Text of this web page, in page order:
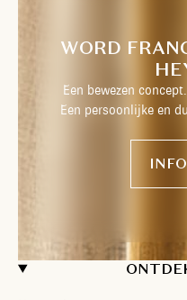
WORD
Een bewezen
Een persoonlijke en